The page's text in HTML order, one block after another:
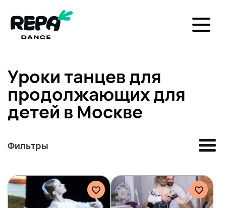
Уроки танцев для
продолжающих для
детей в Москве
Фильтры